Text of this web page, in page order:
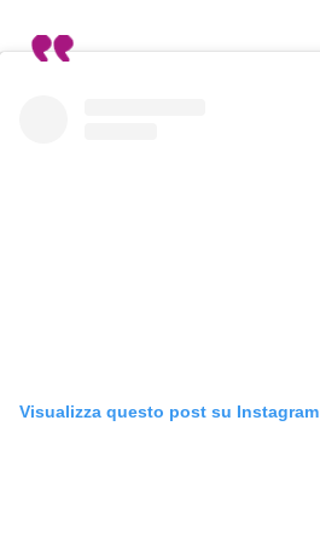
Visualizza questo post su Instagram